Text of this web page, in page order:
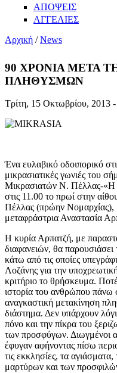
ΑΠΟΨΕΙΣ
ΑΓΓΕΛΙΕΣ
Αρχική /News
90 ΧΡΟΝΙΑ ΜΕΤΑ
ΠΛΗΘΥΣΜΩΝ
Τρίτη, 15 Οκτωβρίου, 2013
Ένα ευλαβικό οδοιπορικό
μικρασιατικές γωνιές του
Μικρασιατών Ν. Πέλλας-«Η
στις 11.00 το πρωί στην
Πέλλας (πρώην Νομαρχίας),
μεταφράστρια Αναστασία
Η κυρία Αρπατζή, με
διαφανειών, θα παρουσιάσει
κάτω από τις οποίες
Λοζάνης για την
κριτήριο το θρήσκευμα.
ιστορία του ανθρώπου πάνω
αναγκαστική μετακίνηση
διάστημα. Δεν υπάρχουν
πόνο και την πίκρα του
των προσφύγων. Διωγμένοι
έφυγαν αφήνοντας πίσω
τις εκκλησίες, τα
μαρτύρων και των